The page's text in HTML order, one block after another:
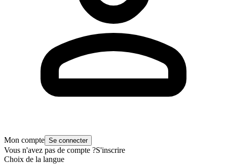
Mon compte Se connecter
Vous n'avez pas de compte ?S'inscrire
Choix de la langue